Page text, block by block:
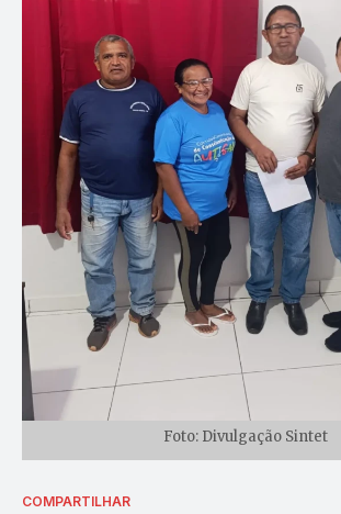
Foto: Divulgação Sintet
COMPARTILHAR